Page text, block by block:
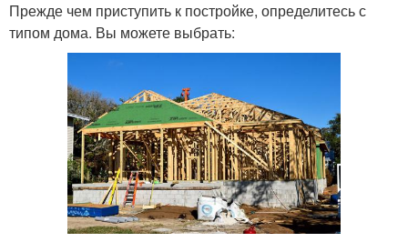
Прежде чем приступить к постройке, определитесь с
типом дома. Вы можете выбрать: